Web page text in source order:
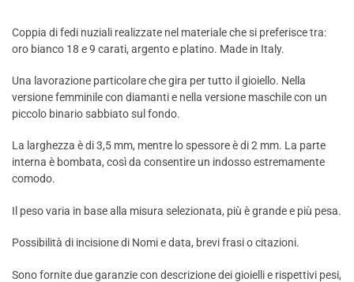
Coppia di fedi nuziali realizzate nel materiale che si preferisce tra:
oro bianco 18 e 9 carati, argento e platino. Made in Italy.
Una lavorazione particolare che gira per tutto il gioiello. Nella
versione femminile con diamanti e nella versione maschile con un
piccolo binario sabbiato sul fondo.
La larghezza è di 3,5 mm, mentre lo spessore è di 2 mm. La parte
interna è bombata, così da consentire un indosso estremamente
comodo.
Il peso varia in base alla misura selezionata, più è grande e più pesa.
Possibilità di incisione di Nomi e data, brevi frasi o citazioni.
Sono fornite due garanzie con descrizione dei gioielli e rispettivi pesi,